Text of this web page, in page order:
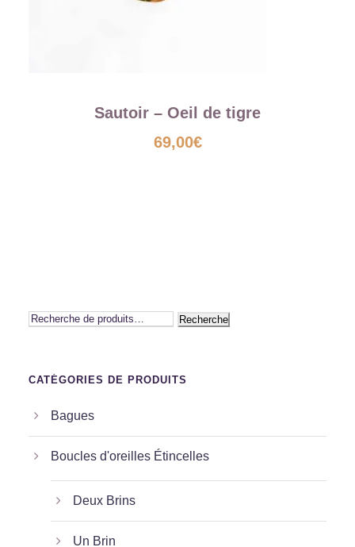
Sautoir – Oeil de tigre
69,00€
Recherche
CATÉGORIES DE PRODUITS
Bagues
Boucles d'oreilles Étincelles
Deux Brins
Un Brin